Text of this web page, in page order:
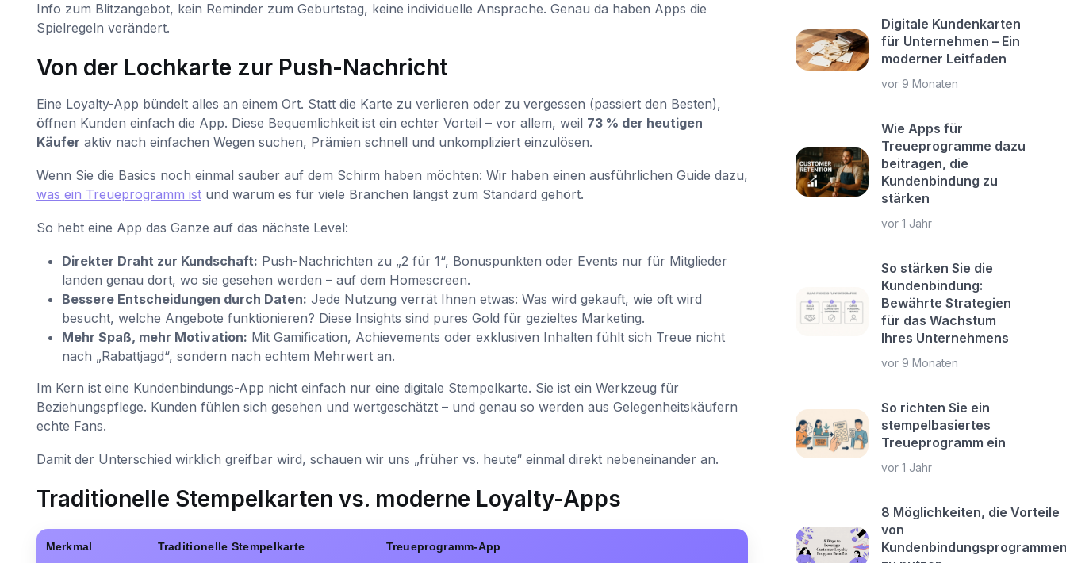
Info zum Blitzangebot, kein Reminder zum Geburtstag, keine individuelle Ansprache. Genau da haben Apps die
Spielregeln verändert.
Von der Lochkarte zur Push-Nachricht
Eine Loyalty-App bündelt alles an einem Ort. Statt die Karte zu verlieren oder zu vergessen (passiert den Besten),
öffnen Kunden einfach die App. Diese Bequemlichkeit ist ein echter Vorteil – vor allem, weil 73 % der heutigen
Käufer aktiv nach einfachen Wegen suchen, Prämien schnell und unkompliziert einzulösen.
Wenn Sie die Basics noch einmal sauber auf dem Schirm haben möchten: Wir haben einen ausführlichen Guide dazu,
was ein Treueprogramm istund warum es für viele Branchen längst zum Standard gehört.
So hebt eine App das Ganze auf das nächste Level:
Direkter Draht zur Kundschaft: Push-Nachrichten zu „2 für 1“, Bonuspunkten oder Events nur für Mitglieder
landen genau dort, wo sie gesehen werden – auf dem Homescreen.
Bessere Entscheidungen durch Daten: Jede Nutzung verrät Ihnen etwas: Was wird gekauft, wie oft wird
besucht, welche Angebote funktionieren? Diese Insights sind pures Gold für gezieltes Marketing.
Mehr Spaß, mehr Motivation: Mit Gamification, Achievements oder exklusiven Inhalten fühlt sich Treue nicht
nach „Rabattjagd“, sondern nach echtem Mehrwert an.
Im Kern ist eine Kundenbindungs-App nicht einfach nur eine digitale Stempelkarte. Sie ist ein Werkzeug für
Beziehungspflege. Kunden fühlen sich gesehen und wertgeschätzt – und genau so werden aus Gelegenheitskäufern
echte Fans.
Damit der Unterschied wirklich greifbar wird, schauen wir uns „früher vs. heute“ einmal direkt nebeneinander an.
Traditionelle Stempelkarten vs. moderne Loyalty-Apps
Merkmal Traditionelle Stempelkarte Treueprogramm-App
Digitale Kundenkarten
für Unternehmen – Ein
moderner Leitfaden
vor 9 Monaten
Wie Apps für
Treueprogramme dazu
beitragen, die
Kundenbindung zu
stärken
vor 1 Jahr
So stärken Sie die
Kundenbindung:
Bewährte Strategien
für das Wachstum
Ihres Unternehmens
vor 9 Monaten
So richten Sie ein
stempelbasiertes
Treueprogramm ein
vor 1 Jahr
8 Möglichkeiten, die Vorteile
von